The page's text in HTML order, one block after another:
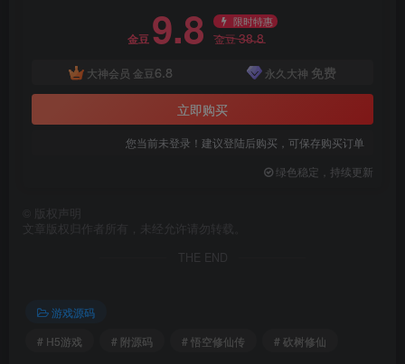
金豆 9.8 限时特惠
金豆38.8
大神会员 金豆 6.8 永久大神 免费
立即购买
您当前未登录！建议登陆后购买，可保存购买订单
绿色稳定，持续更新
版权声明
文章版权归作者所有，未经允许请勿转载。
THE END
游戏源码
# H5游戏
# 附源码 # 悟空修仙传 # 砍树修仙